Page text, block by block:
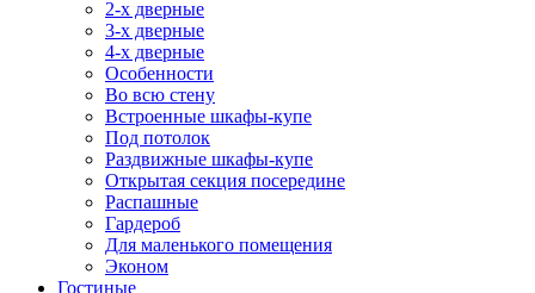
2-х дверные
3-х дверные
4-х дверные
Особенности
Во всю стену
Встроенные шкафы-купе
Под потолок
Раздвижные шкафы-купе
Открытая секция посередине
Распашные
Гардероб
Для маленького помещения
Эконом
Гостиные